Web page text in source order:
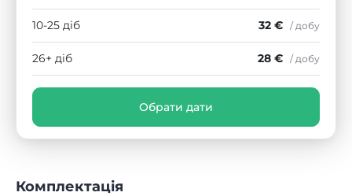
10-25 діб 32 € / добу
26+ діб 28 € / добу
Обрати дати
Комплектація